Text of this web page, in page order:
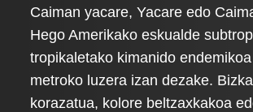
Caiman yacare, Yacare edo
Hego Amerikako eskualde
tropikaletako kimanido
metroko luzera izan dezake.
korazatua, kolore beltzaxkakoa